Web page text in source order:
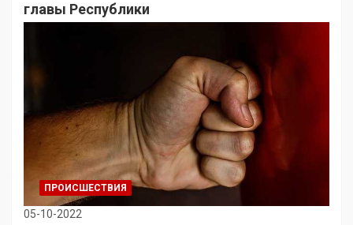
главы Республики
ПРОИСШЕСТВИЯ
05-10-2022